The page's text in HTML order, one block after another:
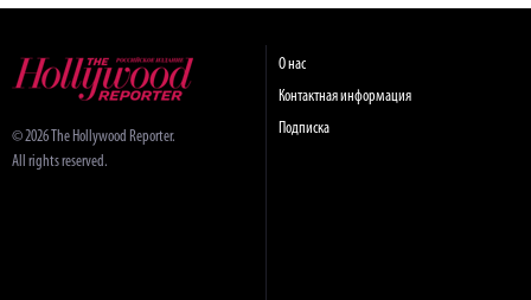
© 2026 The Hollywood Reporter.
All rights reserved.
О нас
Контактная информация
Подписка